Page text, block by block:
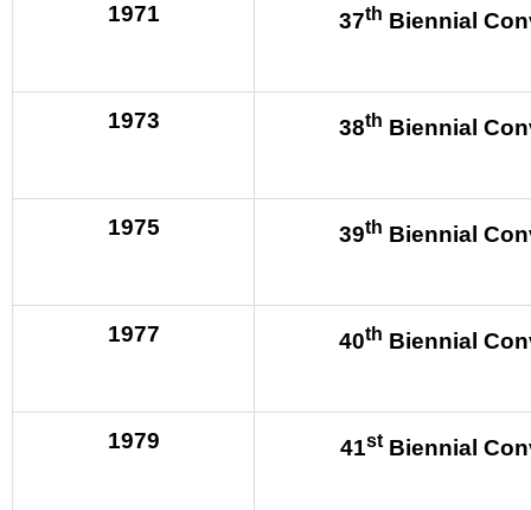
1971 37th Biennial
1973 38th Biennial
1975 39th Biennial
1977 40th Biennial
1979 41stBiennial